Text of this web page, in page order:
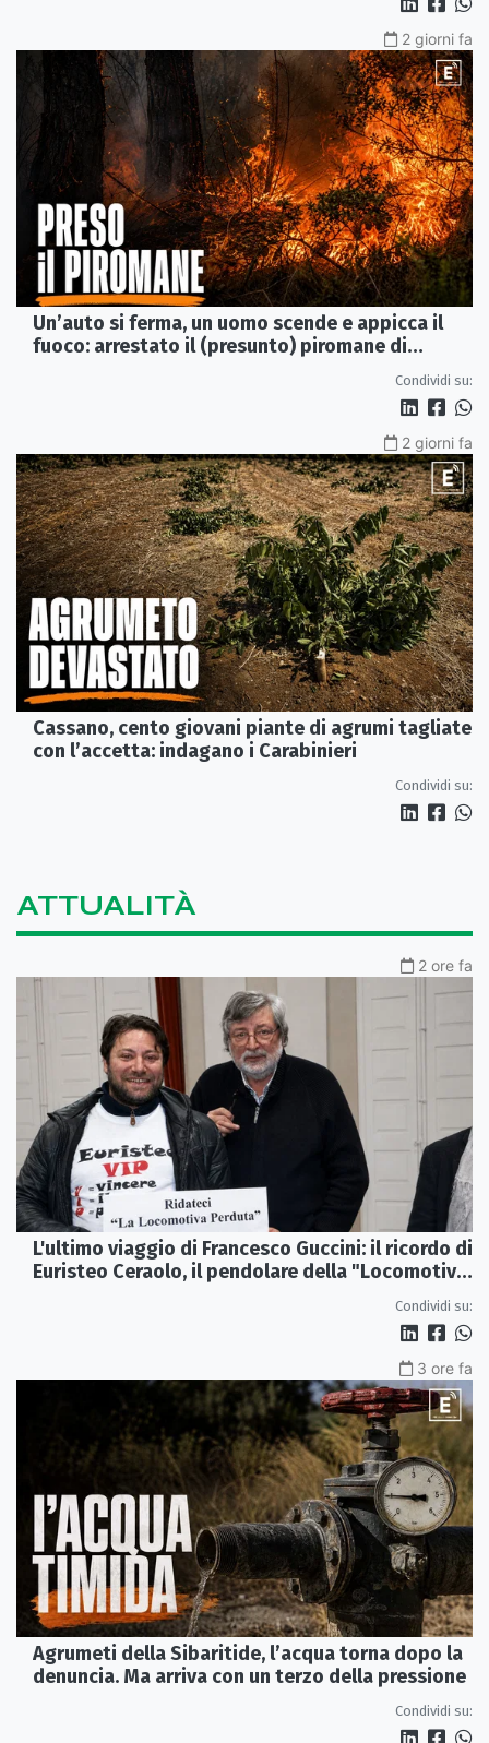
2 giorni fa
Un’auto si ferma, un uomo scende e appicca il
fuoco: arrestato il (presunto) piromane di
Condividi su:
2 giorni fa
Cassano, cento giovani piante di agrumi tagliate
con l’accetta: indagano i Carabinieri
Condividi su:
ATTUALITÀ
2 ore fa
L'ultimo viaggio di Francesco Guccini: il ricordo di
Euristeo Ceraolo, il pendolare della "Locomotiva
Condividi su:
3 ore fa
Agrumeti della Sibaritide, l’acqua torna dopo la
denuncia. Ma arriva con un terzo della pressione
Condividi su: